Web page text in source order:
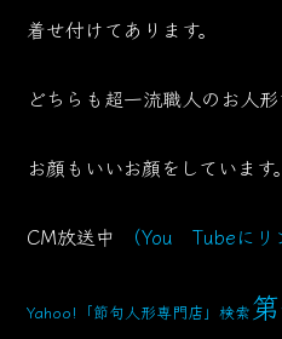
着せ付けてあります。
どちらも超一流職人のお人形
お顔もいいお顔をしています。
CM放送中 （You Tubeにリ
Yahoo!「節句人形専門店」検索